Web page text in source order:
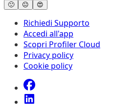
🙁 😐 😍
Richiedi Supporto
Accedi all'app
Scopri Profiler Cloud
Privacy policy
Cookie policy